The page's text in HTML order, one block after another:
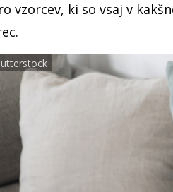
vzorcev, ki so vsaj v